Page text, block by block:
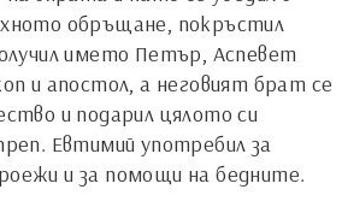
обръщане, покръстил
името Петър, Аспевет
и апостол, а неговият брат се
и подарил цялото си
Евтимий употребил за
и за помощи на бедните.